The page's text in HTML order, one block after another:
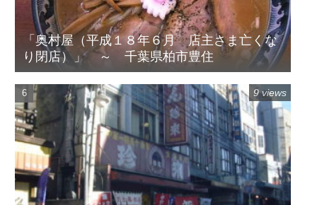
「奥村屋（平成１８年６月 店主さま亡くな
り閉店）」 ～ 千葉県柏市豊住
9 views